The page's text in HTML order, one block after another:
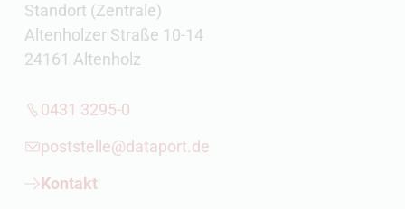
Standort (Zentrale)
Altenholzer Straße 10-14
24161 Altenholz
0431 3295-0
poststelle@dataport.de
Kontakt